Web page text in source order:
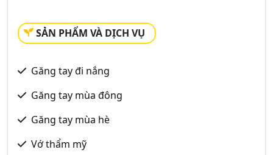
SẢN PHẨM VÀ DỊCH VỤ
Găng tay đi nắng
Găng tay mùa đông
Găng tay mùa hè
Vớ thẩm mỹ